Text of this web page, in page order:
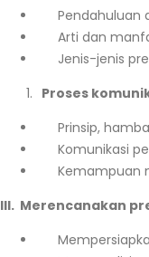
Pendahuluan
Arti dan
Jenis-jenis
Proses
Prinsip,
Komunikasi
Kemampuan
III. Merencanakan